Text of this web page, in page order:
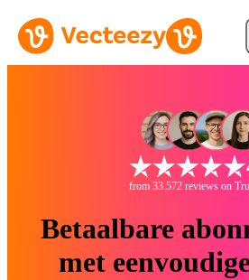
from 33.572 reviews on
Betaalbare
met